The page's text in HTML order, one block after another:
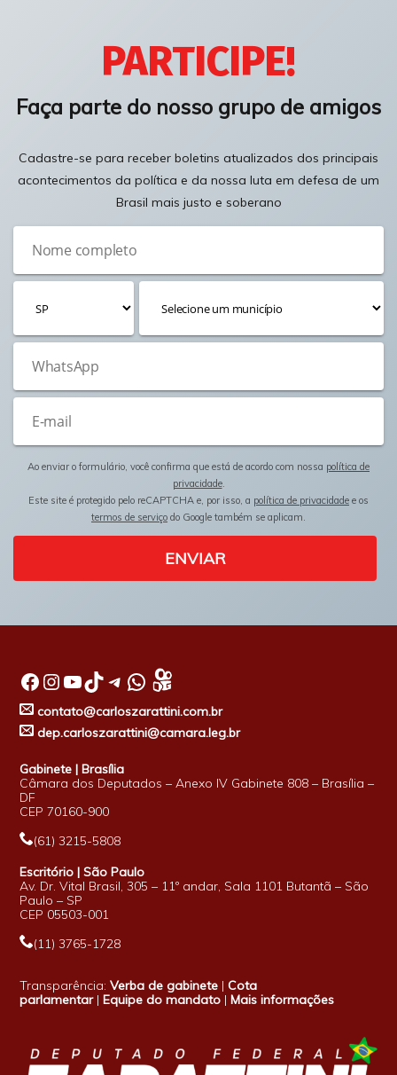
PARTICIPE!
Faça parte do nosso grupo de amigos
Cadastre-se para receber boletins atualizados dos principais
acontecimentos da política e da nossa luta em defesa de um
Brasil mais justo e soberano
Ao enviar o formulário, você confirma que está de acordo com nossa política de
privacidade.
Este site é protegido pelo reCAPTCHA e, por isso, a política de privacidade e os
termos de serviço do Google também se aplicam.
ENVIAR
Facebook InstagramYoutube TikTok Telegram WhatsApp
contato@carloszarattini.com.br
dep.carloszarattini@camara.leg.br
Gabinete | Brasília
Câmara dos Deputados – Anexo IV Gabinete 808 – Brasília –
DF
CEP 70160-900
(61) 3215-5808
Escritório | São Paulo
Av. Dr. Vital Brasil, 305 – 11º andar, Sala 1101 Butantã – São
Paulo – SP
CEP 05503-001
(11) 3765-1728
Transparência:Verba de gabinete |Cota
parlamentar| Equipe do mandato | Mais informações